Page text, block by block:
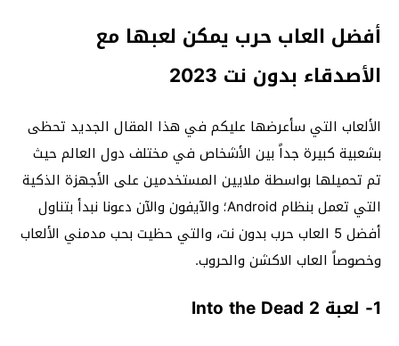
أفضل العاب حرب يمكن لعبها مع
الأصدقاء بدون نت 2023
الألعاب التي سأعرضها عليكم في هذا المقال الجديد تحظى
بشعبية كبيرة جداً بين الأشخاص في مختلف دول العالم حيث
تم تحميلها بواسطة ملايين المستخدمين على الأجهزة الذكية
التي تعمل بنظام Android؛ والآيفون والآن دعونا نبدأ بتناول
أفضل 5 العاب حرب بدون نت، والتي حظيت بحب مدمني الألعاب
وخصوصاً العاب الاكشن والحروب.
1- لعبة Into the Dead 2